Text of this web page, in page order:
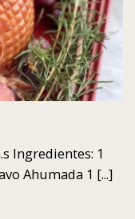
Ingredientes: 1
Ahumada 1 [...]